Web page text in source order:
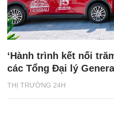
THỊ TRƯỜNG 24H
‘Hành trình kết nối
các Tổng Đại lý